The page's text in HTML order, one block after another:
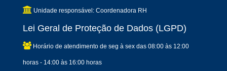
Unidade responsável: Coordenadora RH
Lei Geral de Proteção de Dados (LGPD)
Horário de atendimento de seg à sex das 08:00 às 12:00
horas - 14:00 às 16:00 horas